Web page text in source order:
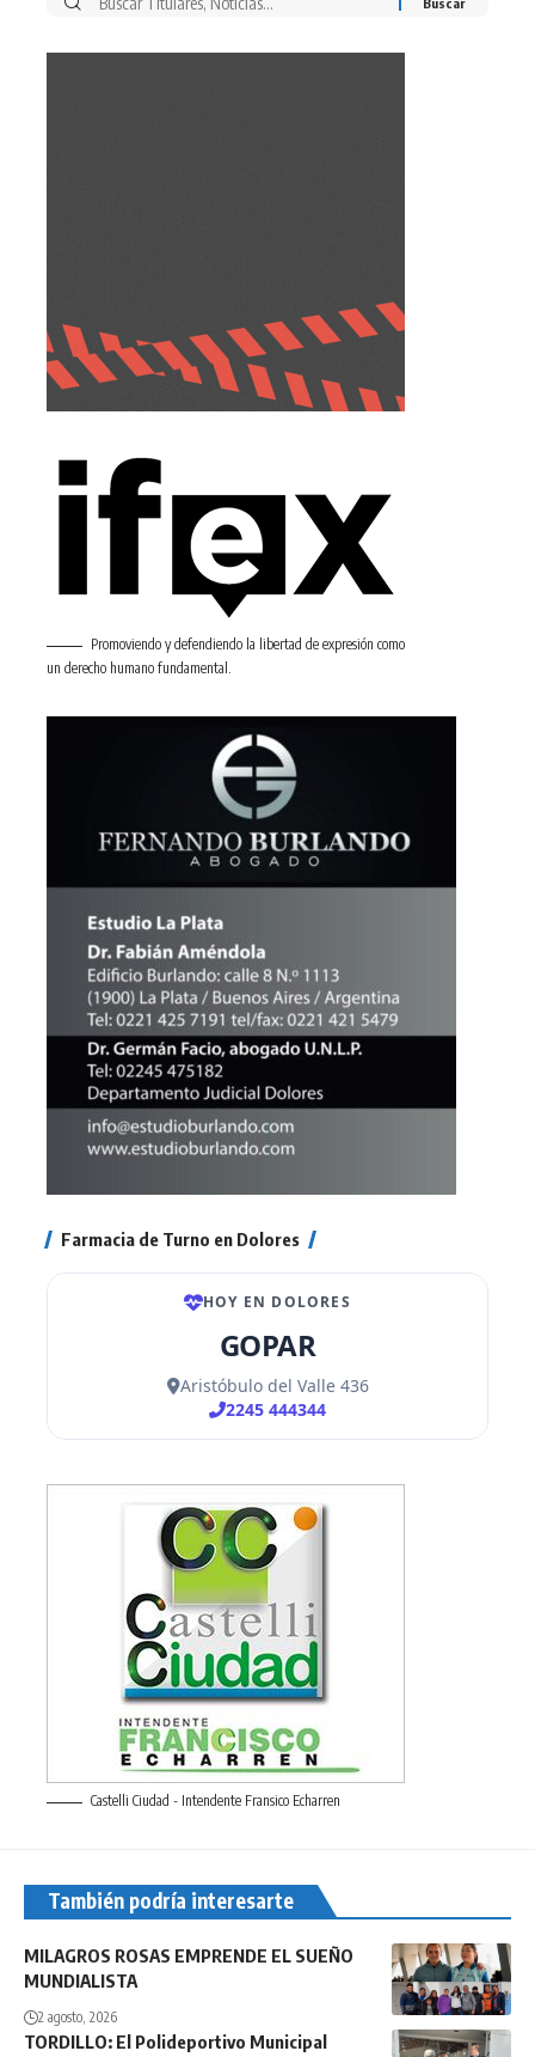
Promoviendo y defendiendo la libertad de expresión como
un derecho humano fundamental.
Farmacia de Turno en Dolores
Castelli Ciudad - Intendente Fransico Echarren
También podría interesarte
MILAGROS ROSAS EMPRENDE EL SUEÑO
MUNDIALISTA
2 agosto, 2026
TORDILLO: El Polideportivo Municipal